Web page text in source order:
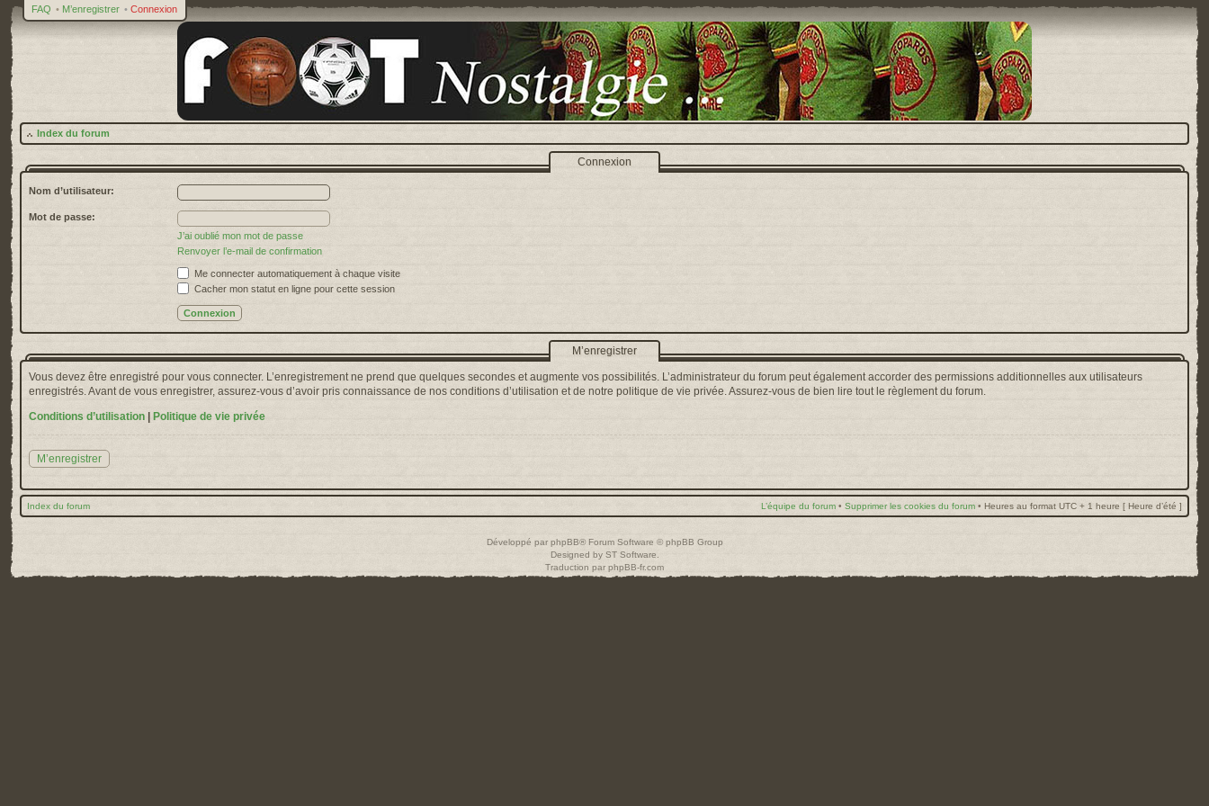
FAQ • M’enregistrer • Connexion
Index du forum
Connexion
Nom d’utilisateur:
Mot de passe:
J’ai oublié mon mot de passe
Renvoyer l’e-mail de confirmation
Me connecter automatiquement à chaque visite
Cacher mon statut en ligne pour cette session
M’enregistrer
Vous devez être enregistré pour vous connecter. L’enregistrement ne prend que quelques secondes et augmente vos possibilités. L’administrateur du forum peut également accorder des permissions additionnelles aux utilisateurs
enregistrés. Avant de vous enregistrer, assurez-vous d’avoir pris connaissance de nos conditions d’utilisation et de notre politique de vie privée. Assurez-vous de bien lire tout le règlement du forum.
Conditions d’utilisation
Politique de vie privée
M’enregistrer
Index du forum L’équipe du forum • Supprimer les cookies du forum • Heures au format UTC + 1 heure [ Heure d’été ]
Développé par phpBB® Forum Software © phpBB Group
Designed by ST Software
Traduction par phpBB-fr.com